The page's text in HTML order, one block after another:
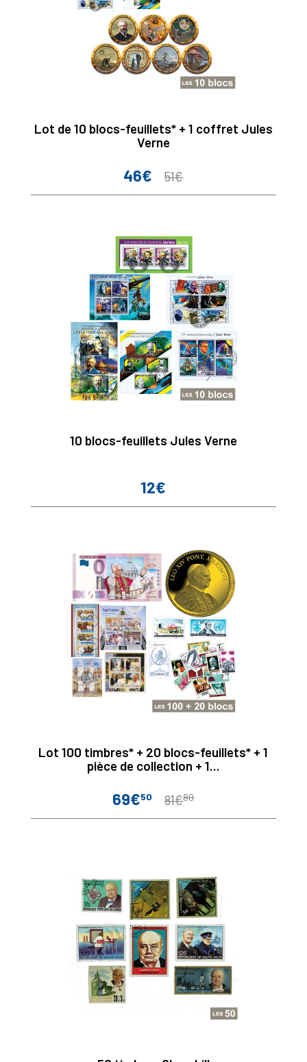
Lot de 10 blocs-feuillets* + 1 coffret Jules
Verne
Prix
46€
Prix
51€
10 blocs-feuillets Jules Verne
Prix
12€
Lot 100 timbres* + 20 blocs-feuillets* + 1
pièce de collection + 1...
Prix
69€50
Prix
81€80